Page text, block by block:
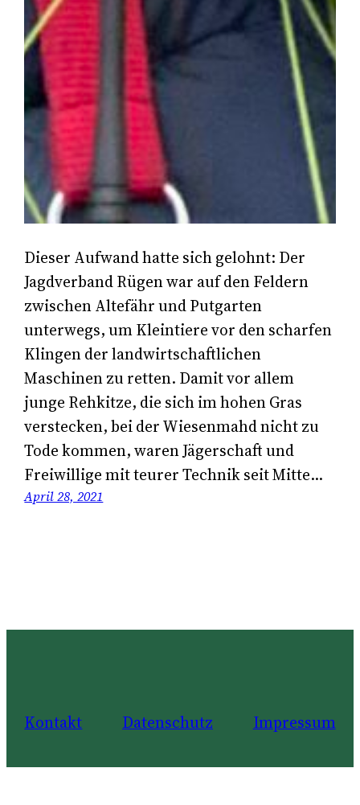
Dieser Aufwand hatte sich gelohnt: Der
Jagdverband Rügen war auf den Feldern
zwischen Altefähr und Putgarten
unterwegs, um Kleintiere vor den scharfen
Klingen der landwirtschaftlichen
Maschinen zu retten. Damit vor allem
junge Rehkitze, die sich im hohen Gras
verstecken, bei der Wiesenmahd nicht zu
Tode kommen, waren Jägerschaft und
Freiwillige mit teurer Technik seit Mitte…
April 28, 2021
Kontakt Datenschutz Impressum